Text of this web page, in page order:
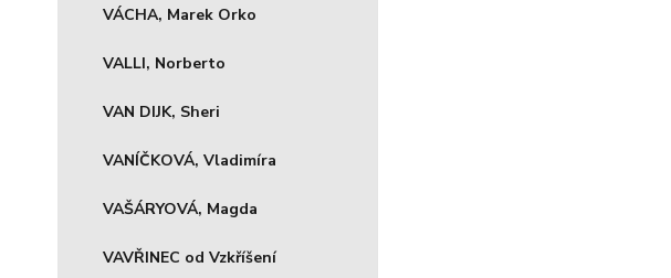
VÁCHA, Marek Orko
VALLI, Norberto
VAN DIJK, Sheri
VANÍČKOVÁ, Vladimíra
VAŠÁRYOVÁ, Magda
VAVŘINEC od Vzkříšení